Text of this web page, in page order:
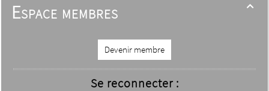

Espace membres
Devenir membre
Se reconnecter :